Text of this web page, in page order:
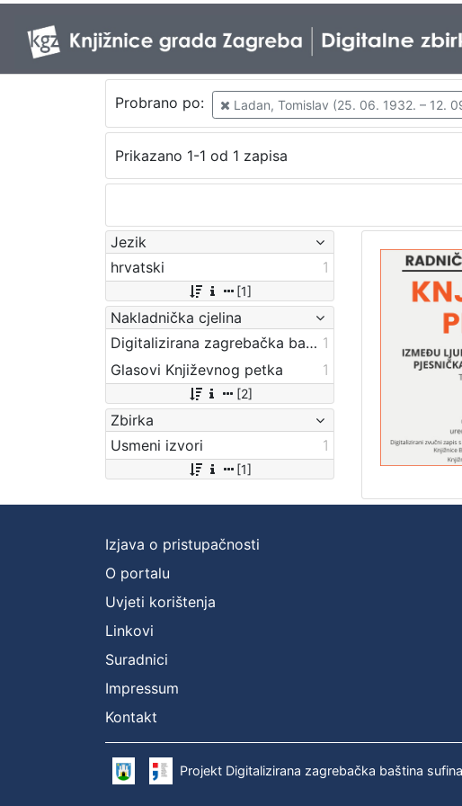
Probrano po: Ladan, Tomislav (25. 06. 1932. – 12.
Prikazano 1-1 od 1 zapisa
Jezik
hrvatski
1
[1]
Nakladnička cjelina
Digitalizirana zagrebačka baština 1
Glasovi Književnog petka
1
[2]
Zbirka
Usmeni izvori
1
[1]
Izjava o pristupačnosti
O portalu
Uvjeti korištenja
Linkovi
Suradnici
Impressum
Kontakt
Projekt Digitalizirana zagrebačka baština